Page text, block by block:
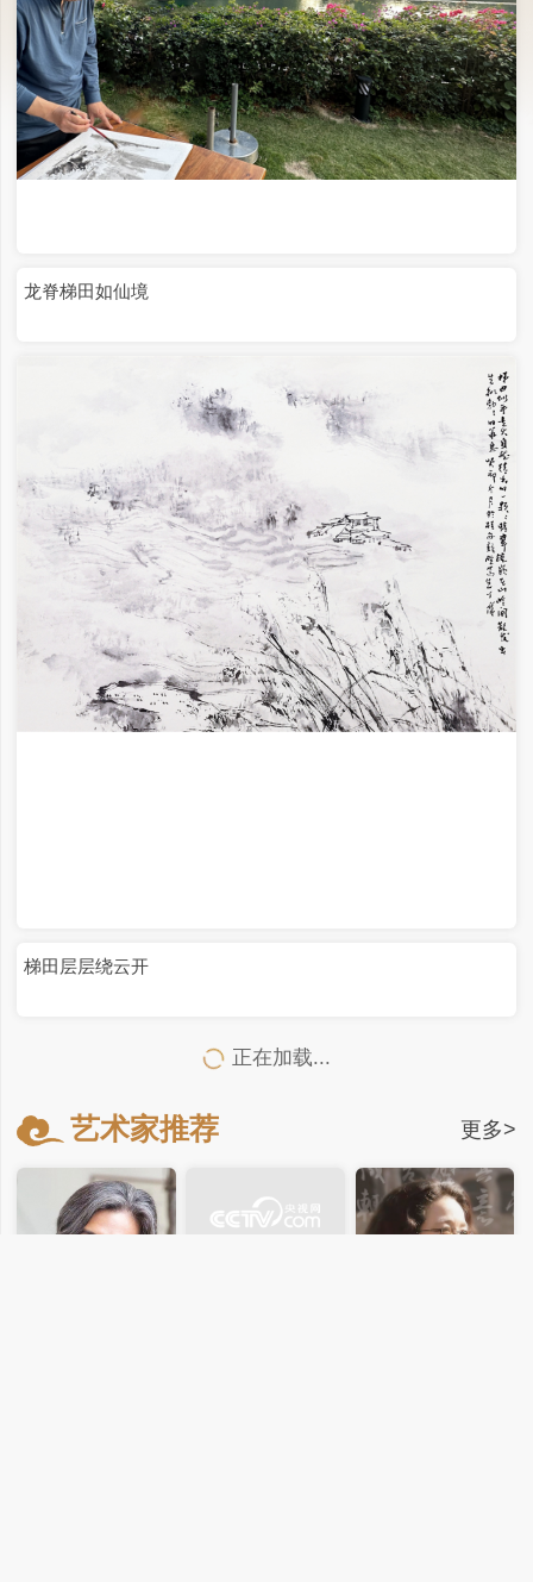
龙脊梯田如仙境
梯田层层绕云开
正在加载...
艺术家推荐 更多>